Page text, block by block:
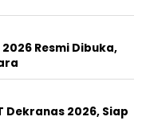
Resmi Dibuka,
Dekranas 2026, Siap